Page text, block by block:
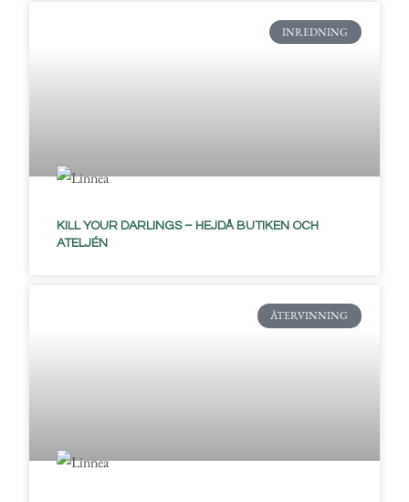
INREDNING
KILL YOUR DARLINGS – HEJDÅ BUTIKEN OCH
ATELJÉN
ÅTERVINNING